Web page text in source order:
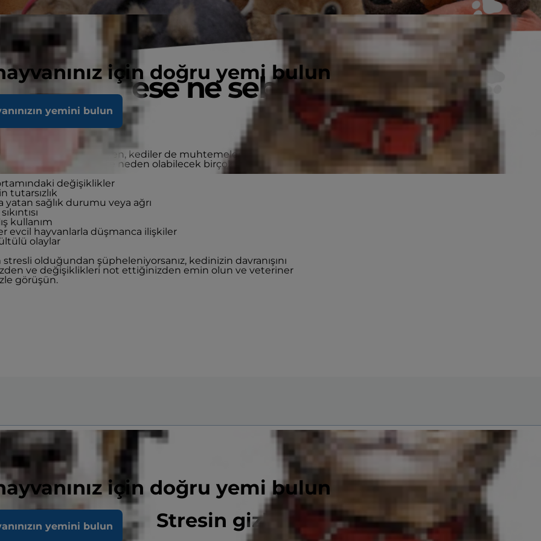
için doğru yemi bulun
yemini bulun
için doğru yemi bulun
yemini bulun
strese ne sebep
sorunları fark edilirken, kediler de muhtemelen göz önünde
stres yaşıyorlar. Strese neden olabilecek birçok faktör vardır.
değişiklikler
tutarsızlık
yatan sağlık durumu veya ağrı
kullanım
evcil hayvanlarla düşmanca ilişkiler
olaylar
stresli olduğundan şüpheleniyorsanız, kedinizin davranışını
ve değişiklikleri not ettiğinizden emin olun ve veteriner
görüşün.
Stresin gizli belirtileri nelerdir?